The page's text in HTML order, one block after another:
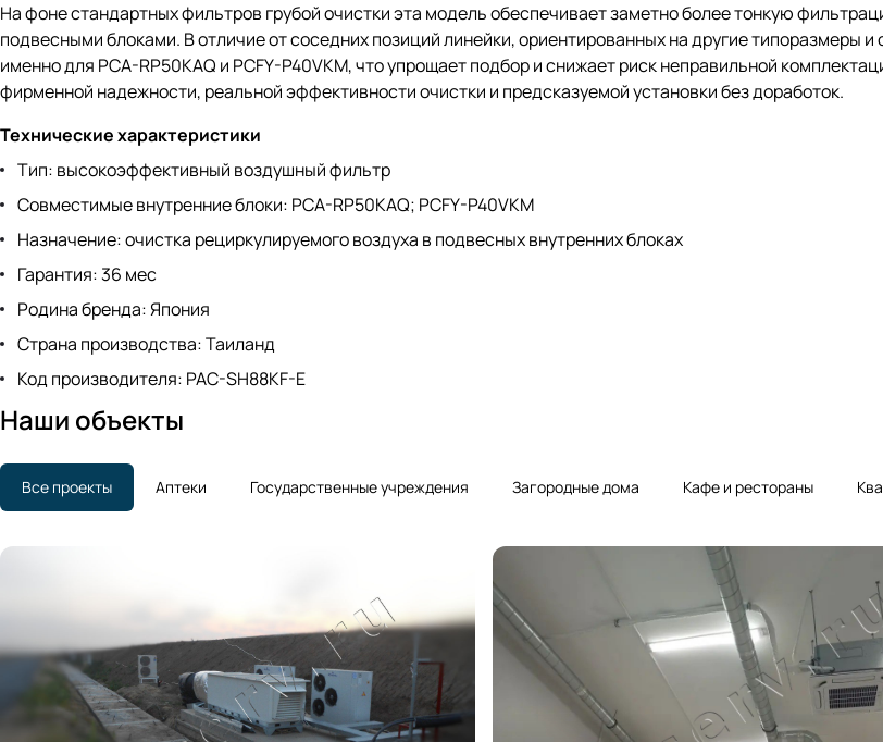
На фоне стандартных фильтров грубой очистки эта модель обеспечивает заметно более тонкую
подвесными блоками. В отличие от соседних позиций линейки, ориентированных на другие типоразмеры
именно для PCA-RP50KAQ и PCFY-P40VKM, что упрощает подбор и снижает риск неправильной
фирменной надежности, реальной эффективности очистки и предсказуемой установки без доработок.
Технические характеристики
Тип: высокоэффективный воздушный фильтр
Совместимые внутренние блоки: PCA-RP50KAQ; PCFY-P40VKM
Назначение: очистка рециркулируемого воздуха в подвесных внутренних блоках
Гарантия: 36 мес
Родина бренда: Япония
Страна производства: Таиланд
Код производителя: PAC-SH88KF-E
Наши объекты
Все проекты Аптеки Государственные учреждения Загородные дома Кафе и рестораны